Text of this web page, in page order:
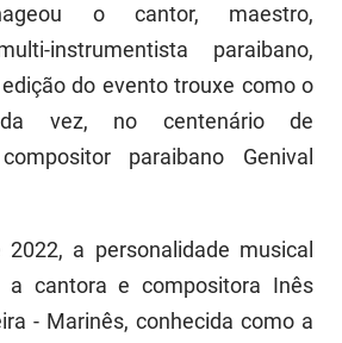
o cantor, maestro,
instrumentista paraibano,
do evento trouxe como o
da vez, no centenário de
paraibano Genival
a personalidade musical
a cantora e compositora Inês
- Marinês, conhecida como a